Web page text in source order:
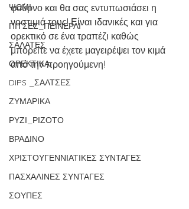
ΨΩΜΙ
ΠΙΤΣΕΣ_ΠΕΪΝΕΡΛΙ
ΣΑΛΑΤΕΣ
ΟΡΕΚΤΙΚΑ
DIPS _ΣΑΛΤΣΕΣ
ΖΥΜΑΡΙΚΑ
ΡΥΖΙ_ΡΙΖΟΤΟ
ΒΡΑΔΙΝΟ
ΧΡΙΣΤΟΥΓΕΝΝΙΑΤΙΚΕΣ ΣΥΝΤΑΓΕΣ
ΠΑΣΧΑΛΙΝΕΣ ΣΥΝΤΑΓΕΣ
ΣΟΥΠΕΣ
φούρνο και θα σας εντυπωσιάσει η
νοστιμιά τους! Είναι ιδανικές και για
ορεκτικό σε ένα τραπέζι καθώς
μπορείτε να έχετε μαγειρέψει τον κιμά
από την προηγούμενη!